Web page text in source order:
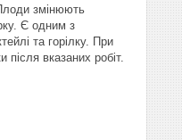
змінюють
Є одним з
та горілку. При
вказаних робіт.